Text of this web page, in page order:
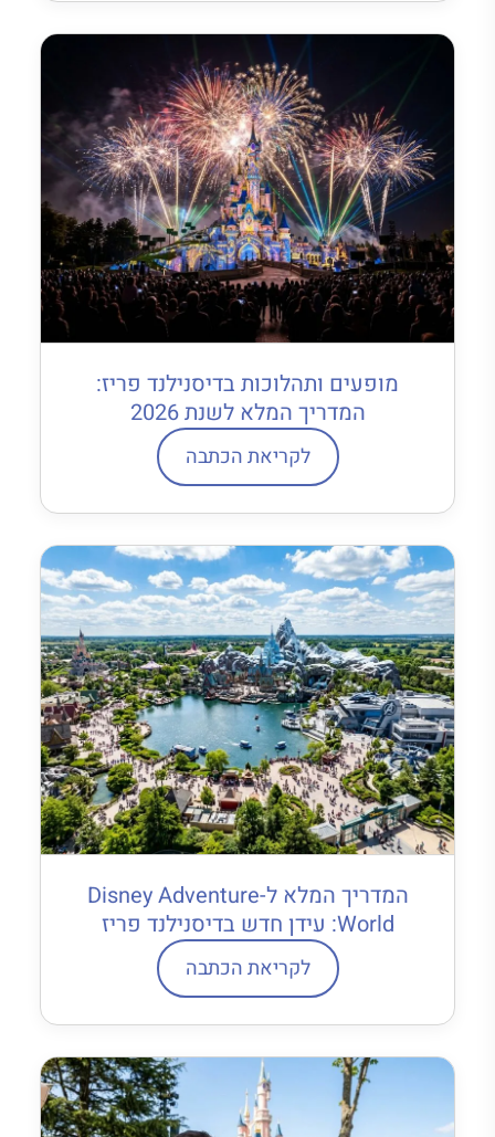
מופעים ותהלוכות בדיסנילנד פריז:
המדריך המלא לשנת 2026
לקריאת הכתבה
המדריך המלא ל-Disney Adventure
World: עידן חדש בדיסנילנד פריז
לקריאת הכתבה